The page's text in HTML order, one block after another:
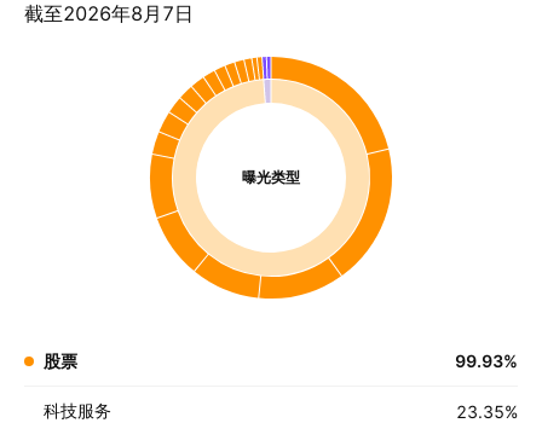
截至2026年8月7日
曝光类型
股票 99.93%
科技服务 23.35%